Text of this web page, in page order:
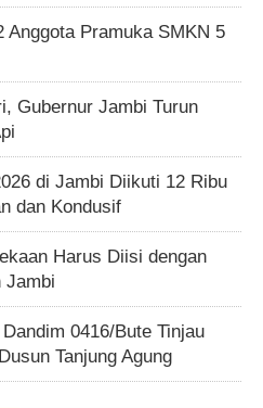
Anggota Pramuka SMKN 5
Gubernur Jambi Turun
di Jambi Diikuti 12 Ribu
dan Kondusif
Harus Diisi dengan
Jambi
0416/Bute Tinjau
Tanjung Agung